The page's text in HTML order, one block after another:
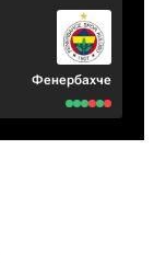
Фенербахче